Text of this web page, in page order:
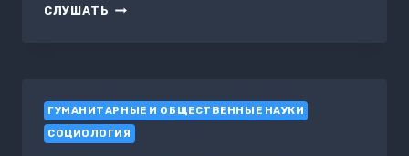
СЛУШАТЬ ОБ
ГУМАНИТАРНЫЕ И ОБЩЕСТВЕННЫЕ НАУКИ
СОЦИОЛОГИЯ